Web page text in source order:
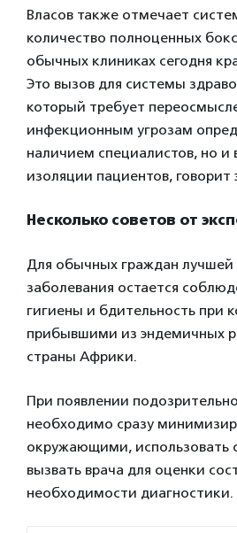
Власов также отмечает
количество полноценных
обычных клиниках сегодня
Это вызов для системы
который требует
инфекционным угрозам
наличием специалистов, но
изоляции пациентов, говорит
Несколько советов от
Для обычных граждан
заболевания остается
гигиены и бдительность при
прибывшими из эндемичных
страны Африки.
При появлении
необходимо сразу
окружающими, использовать
вызвать врача для оценки
необходимости диагностики.